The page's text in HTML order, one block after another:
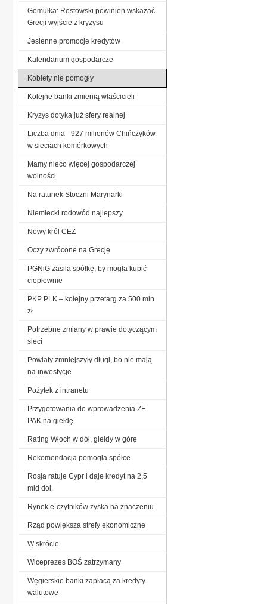
Gomułka: Rostowski powinien wskazać
Grecji wyjście z kryzysu
Jesienne promocje kredytów
Kalendarium gospodarcze
Kobiety nie pomogły
Kolejne banki zmienią właścicieli
Kryzys dotyka już sfery realnej
Liczba dnia - 927 milionów Chińczyków
w sieciach komórkowych
Mamy nieco więcej gospodarczej
wolności
Na ratunek Stoczni Marynarki
Niemiecki rodowód najlepszy
Nowy król CEZ
Oczy zwrócone na Grecję
PGNiG zasila spółkę, by mogła kupić
ciepłownie
PKP PLK – kolejny przetarg za 500 mln
zł
Potrzebne zmiany w prawie dotyczącym
sieci
Powiaty zmniejszyły długi, bo nie mają
na inwestycje
Pożytek z intranetu
Przygotowania do wprowadzenia ZE
PAK na giełdę
Rating Włoch w dół, giełdy w górę
Rekomendacja pomogła spółce
Rosja ratuje Cypr i daje kredyt na 2,5
mld dol.
Rynek e-czytników zyska na znaczeniu
Rząd powiększa strefy ekonomiczne
W skrócie
Wiceprezes BOŚ zatrzymany
Węgierskie banki zapłacą za kredyty
walutowe